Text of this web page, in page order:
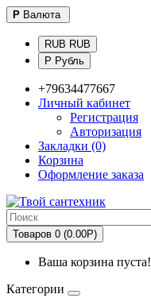
Р Валюта
RUB RUB
Р Рубль
+79634477667
Личный кабинет
Регистрация
Авторизация
Закладки (0)
Корзина
Оформление заказа
Товаров 0 (0.00Р)
Ваша корзина пуста!
Категории